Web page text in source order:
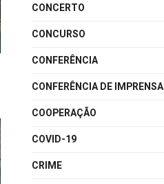
CONCERTO
CONCURSO
CONFERÊNCIA
CONFERÊNCIA DE IMPRENSA
COOPERAÇÃO
COVID-19
CRIME